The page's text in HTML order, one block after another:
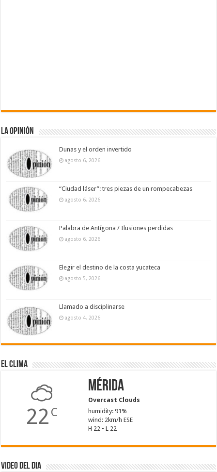
La Opinión
Dunas y el orden invertido
agosto 6, 2026
“Ciudad láser”: tres piezas de un rompecabezas
agosto 6, 2026
Palabra de Antígona / Ilusiones perdidas
agosto 6, 2026
Elegir el destino de la costa yucateca
agosto 5, 2026
Llamado a disciplinarse
agosto 4, 2026
El Clima
22 C
Mérida
Overcast Clouds
humidity: 91%
wind: 2km/h ESE
H 22 • L 22
Video del dia